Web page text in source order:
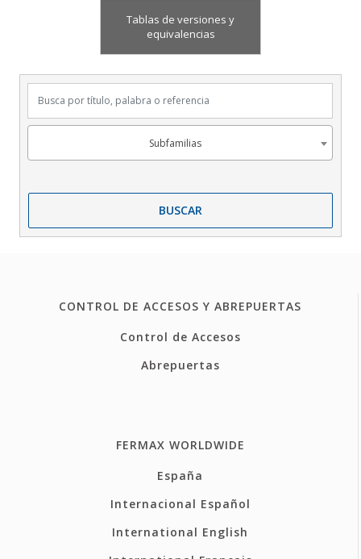
Tablas de versiones y
equivalencias
Busca por título, palabra o referencia
Subfamilias
BUSCAR
CONTROL DE ACCESOS Y ABREPUERTAS
Control de Accesos
Abrepuertas
FERMAX WORLDWIDE
España
Internacional Español
International English